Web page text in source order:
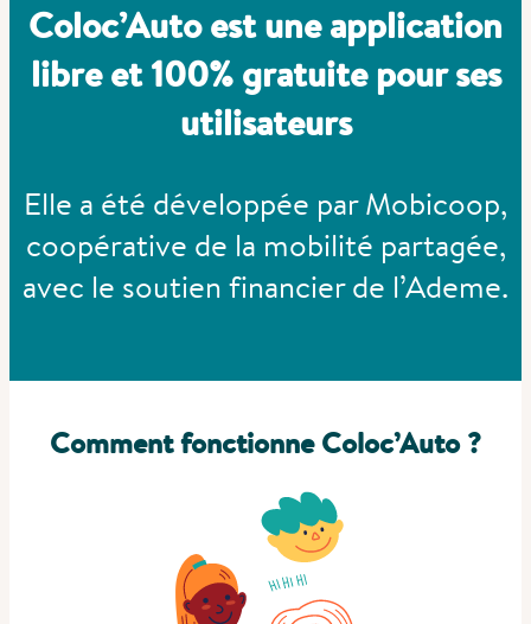
Coloc’Auto est une application
libre et 100% gratuite pour ses
utilisateurs
Elle a été développée par Mobicoop,
coopérative de la mobilité partagée,
avec le soutien financier de l’Ademe.
Comment fonctionne Coloc’Auto ?